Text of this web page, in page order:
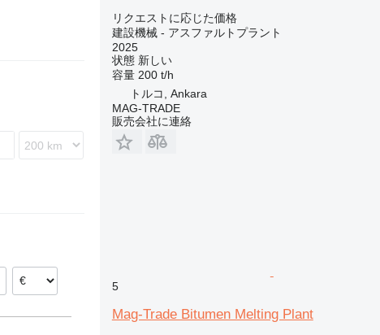
リクエストに応じた価格
建設機械 - アスファルトプラント
2025
状態新しい
容量 200 t/h
トルコ, Ankara
MAG-TRADE
販売会社に連絡
5
Mag-Trade Bitumen Melting Plant